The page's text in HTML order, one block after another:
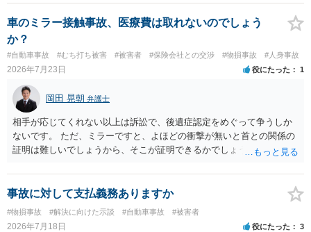
士にご相談ください。
車のミラー接触事故、医療費は取れないのでしょう
か？
#自動車事故 #むち打ち被害 #被害者 #保険会社との交渉 #物損事故 #人身事故
2026年7月23日 役にたった 1
岡田 晃朝 弁護士
相手が応じてくれない以上は訴訟で、後遺症認定をめぐって争うしか
ないです。 ただ、ミラーですと、よほどの衝撃が無いと首との関係の
証明は難しいでしょうから、そこが証明できるかでしょうね。
事故に対して支払義務ありますか
#物損事故 #解決に向けた示談 #自動車事故 #被害者
2026年7月18日 役にたった 3